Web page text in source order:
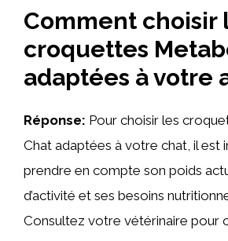
Comment choisir
croquettes
adaptées à votre
Réponse: Pour choisir les
Chat adaptées à votre chat, il est
prendre en compte son poids
d’activité et ses besoins
Consultez votre vétérinaire pour